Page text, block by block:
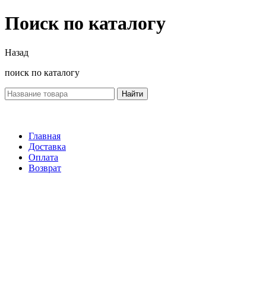
Поиск по каталогу
Назад
поиск по каталогу
Найти
Главная
Доставка
Оплата
Возврат